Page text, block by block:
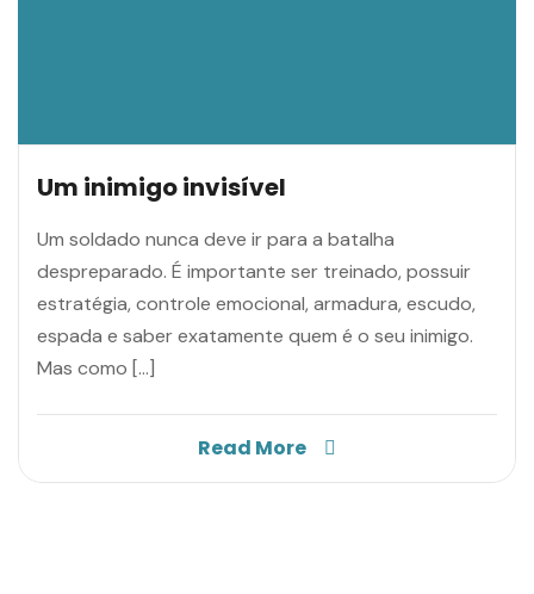
Um inimigo invisível
Um soldado nunca deve ir para a batalha
despreparado. É importante ser treinado, possuir
estratégia, controle emocional, armadura, escudo,
espada e saber exatamente quem é o seu inimigo.
Mas como […]
Read More